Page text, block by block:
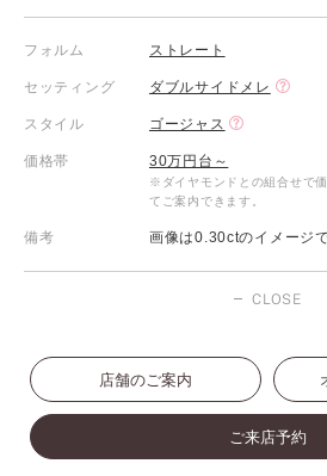
フォルム ストレート
セッティング ダブルサイドメレ
スタイル ゴージャス
価格帯 30万円台～
※ダイヤモンドとの組合せで
てご案内できます。
備考 画像は0.30ctのイメージで
CLOSE
店舗のご案内
ご来店予約